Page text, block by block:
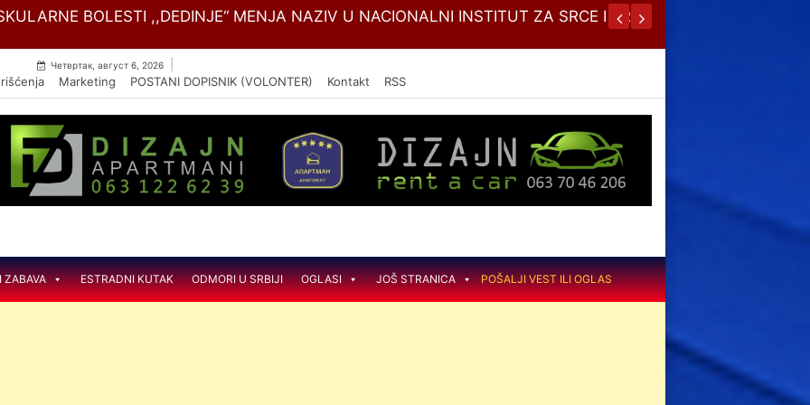
Skip
BOLESTI ,,DEDINJE“ MENJA NAZIV U NACIONALNI INSTITUT ZA SRCE I KRVNE
Четвртак, август 6, 2026
Marketing POSTANI DOPISNIK (VOLONTER) Kontakt RSS
ZABAVA ESTRADNI KUTAK ODMORI U SRBIJI OGLASI JOŠ STRANICA POŠALJI VEST ILI OGLAS